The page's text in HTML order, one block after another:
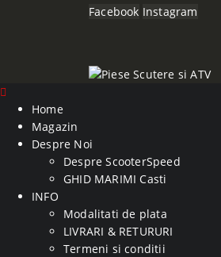
Facebook Instagram
Home
Magazin
Despre Noi
Despre ScooterSpeed
GHID MARIMI Casti
INFO
Modalitati de plata
LIVRARI & RETURURI
Termeni si conditii